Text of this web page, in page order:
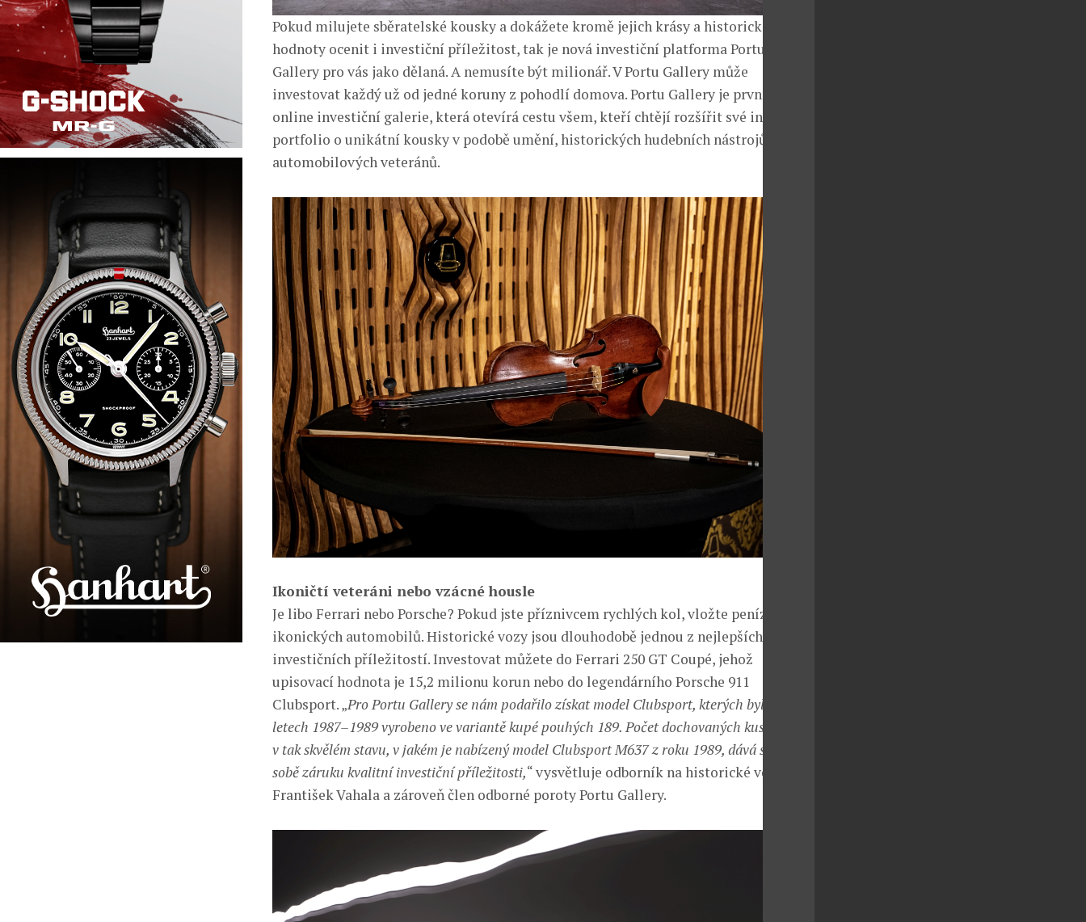
Pokud milujete sběratelské kousky a dokážete kromě jejich krásy a historické
hodnoty ocenit i investiční příležitost, tak je nová investiční platforma Portu
Gallery pro vás jako dělaná. A nemusíte být milionář. V Portu Gallery může
investovat každý už od jedné koruny z pohodlí domova. Portu Gallery je první česká
online investiční galerie, která otevírá cestu všem, kteří chtějí rozšířit své investiční
portfolio o unikátní kousky v podobě umění, historických hudebních nástrojů nebo
automobilových veteránů.
Ikoničtí veteráni nebo vzácné housle
Je libo Ferrari nebo Porsche? Pokud jste příznivcem rychlých kol, vložte peníze do
ikonických automobilů. Historické vozy jsou dlouhodobě jednou z nejlepších
investičních příležitostí. Investovat můžete do Ferrari 250 GT Coupé, jehož
upisovací hodnota je 15,2 milionu korun nebo do legendárního Porsche 911
Clubsport. „Pro Portu Gallery se nám podařilo získat model Clubsport, kterých bylo v
letech 1987–1989 vyrobeno ve variantě kupé pouhých 189. Počet dochovaných kusů, navíc
v tak skvělém stavu, v jakém je nabízený model Clubsport M637 z roku 1989, dává sám o
sobě záruku kvalitní investiční příležitosti,“ vysvětluje odborník na historické vozy
František Vahala a zároveň člen odborné poroty Portu Gallery.